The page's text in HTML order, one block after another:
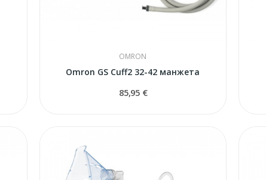
OMRON
Omron GS Cuff2 32-42 манжета
85,95 €